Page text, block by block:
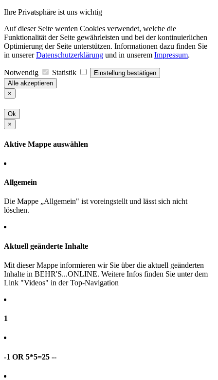
Ihre Privatsphäre ist uns wichtig
Auf dieser Seite werden Cookies verwendet, welche die
Funktionalität der Seite gewährleisten und bei der kontinuierlichen
Optimierung der Seite unterstützen. Informationen dazu finden Sie
in unsererDatenschutzerklärung und in unserem Impressum.
Notwendig Statistik
Einstellung bestätigen
Alle akzeptieren
×
Ok
×
Aktive Mappe auswählen
Allgemein
Die Mappe „Allgemein" ist voreingstellt und lässt sich nicht
löschen.
Aktuell geänderte Inhalte
Mit dieser Mappe informieren wir Sie über die aktuell geänderten
Inhalte in BEHR'S...ONLINE. Weitere Infos finden Sie unter dem
Link "Videos" in der Top-Navigation
1
-1 OR 5*5=25 --